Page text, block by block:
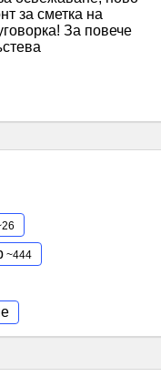
за сметка на
За повече